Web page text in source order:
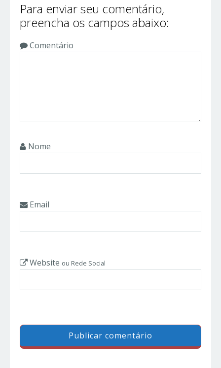
Para enviar seu comentário,
preencha os campos abaixo:
Comentário
Nome
Email
Website ou Rede Social